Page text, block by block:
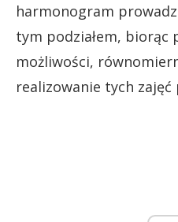
harmonogram
tym podziałem, biorąc
możliwości,
realizowanie tych zajęć